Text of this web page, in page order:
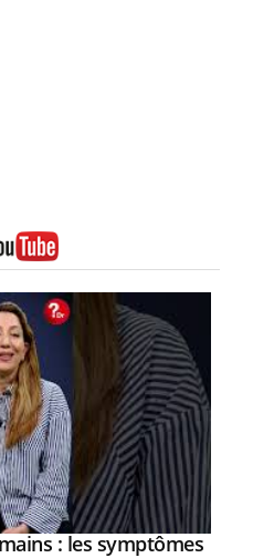
: les symptômes